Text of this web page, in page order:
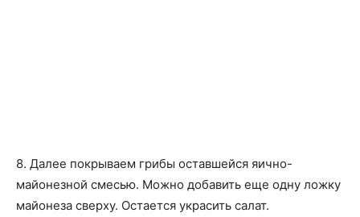
8. Далее покрываем грибы оставшейся яично-
майонезной смесью. Можно добавить еще одну ложку
майонеза сверху. Остается украсить салат.